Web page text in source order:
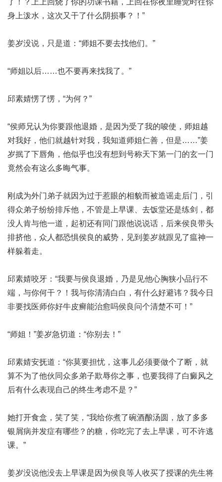
了！？上上回烧了你的功课书籍，上回在你夜里睡觉时往你
身上泼水，这次又干了什么阴损事？！”
姜岁没说，只是道：“师姐不要去找他们。”
“师姐以后……也不要再来找我了。”
邱素婧愣了愣，“为何？”
“侯师兄认为你要跟他退婚，是因为受了我的唆使，师姐越
对我好，他们就越针对我，我知道师姐仁善，但是……”姜
岁抿了下唇角，他似乎也没有想到号称天下第一门的玄一门
竟然会有这么多晦气事。
刚成为外门弟子就因为过于惹眼的相貌而被造谣走后门，引
得众弟子纷纷排斥他，不管是上早课、去饭堂还是练剑，都
没人肯与他一道，起初还有同门跟他说说话，后来侯良带头
排挤他，众人都恐惧侯良的威势，见到姜岁就跟见了瘟神一
样躲着走。
邱素婧咬牙：“我要与侯良退婚，乃是见他心胸狭小品行不
端，与你何干？！我与你清清白白，有什么好避讳？我今日
非要找医师你好牛皮癣能治愈吗侯良问个清楚不可！”
“师姐！”姜岁急切道：“你别去！”
邱素婧安抚道：“你莫要担忧，这事儿必须要做个了断，就
算不为了他伙同众多弟子欺辱你之事，也要我得了白癜风之
后有什么表现自己的终生考虑不是？”
她打开食盒，笑了笑，“我给你煮了碗酒酿汤圆，放了多多
银屑病并发症有哪些？ 的糖，你吃完了去上早课，可不许逃
课。”
姜岁没说他没去上早课是因为侯良等人收买了授课的先生将